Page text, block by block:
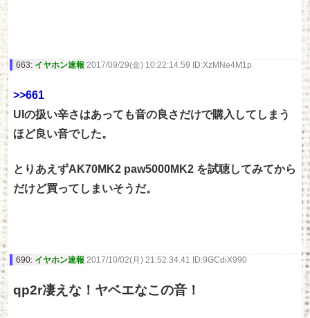
663: イヤホン速報 2017/09/29(金) 10:22:14.59 ID:XzMNe4M1p
>>661
UIの扱い辛さはあっても音の良さだけで購入してしまう
ほど良い音でした。
とりあえずAK70MK2 paw5000MK2 を試聴してみてから
だけど買ってしまいそうだ。
690: イヤホン速報 2017/10/02(月) 21:52:34.41 ID:9GCdiX990
qp2r凄えな！ヤベエなこの音！